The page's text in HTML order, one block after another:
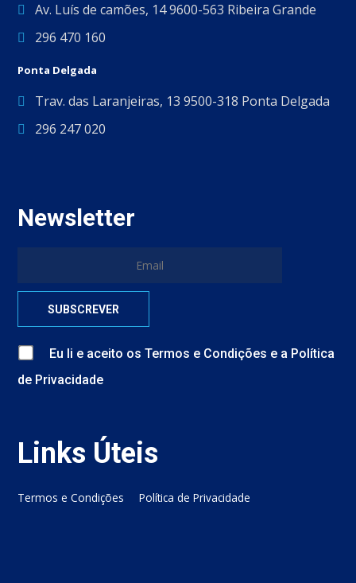
Av. Luís de camões, 14 9600-563 Ribeira Grande
296 470 160
Ponta Delgada
Trav. das Laranjeiras, 13 9500-318 Ponta Delgada
296 247 020
Newsletter
Eu li e aceito osTermos e Condições e a Política
de Privacidade
Links Úteis
Termos e Condições Política de Privacidade